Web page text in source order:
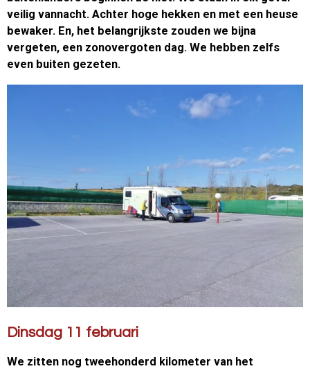
veilig vannacht. Achter hoge hekken en met een heuse
bewaker. En, het belangrijkste zouden we bijna
vergeten, een zonovergoten dag. We hebben zelfs
even buiten gezeten.
Dinsdag 11 februari
We zitten nog tweehonderd kilometer van het